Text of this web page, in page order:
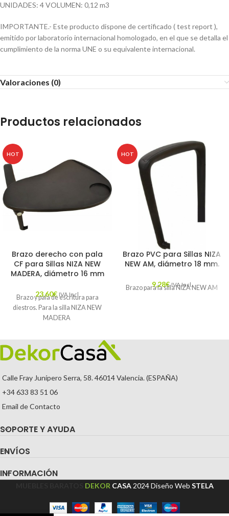
UNIDADES: 4 VOLUMEN: 0,12 m3
IMPORTANTE.- Este producto dispone de certificado ( test report ),
emitido por laboratorio internacional homologado, en el que se detalla el
cumplimiento de la norma UNE o su equivalente internacional.
Valoraciones (0)
Productos relacionados
HOT
Brazo derecho con pala
CF para Sillas NIZA NEW
MADERA, diámetro 16 mm
23,60€ IVA Incl.
Brazo y pala de escritura para
diestros. Para la silla NIZA NEW
MADERA
HOT
Brazo PVC para Sillas NIZA
NEW AM, diámetro 18 mm.
9,28€ IVA Incl.
Brazo para la silla NIZA NEW AM
Calle Fray Junípero Serra, 58. 46014 Valencia. (ESPAÑA)
+34 633 83 51 06
Email de Contacto
SOPORTE Y AYUDA
ENVÍOS
INFORMACIÓN
DEKOR CASA 2024Diseño Web STELA